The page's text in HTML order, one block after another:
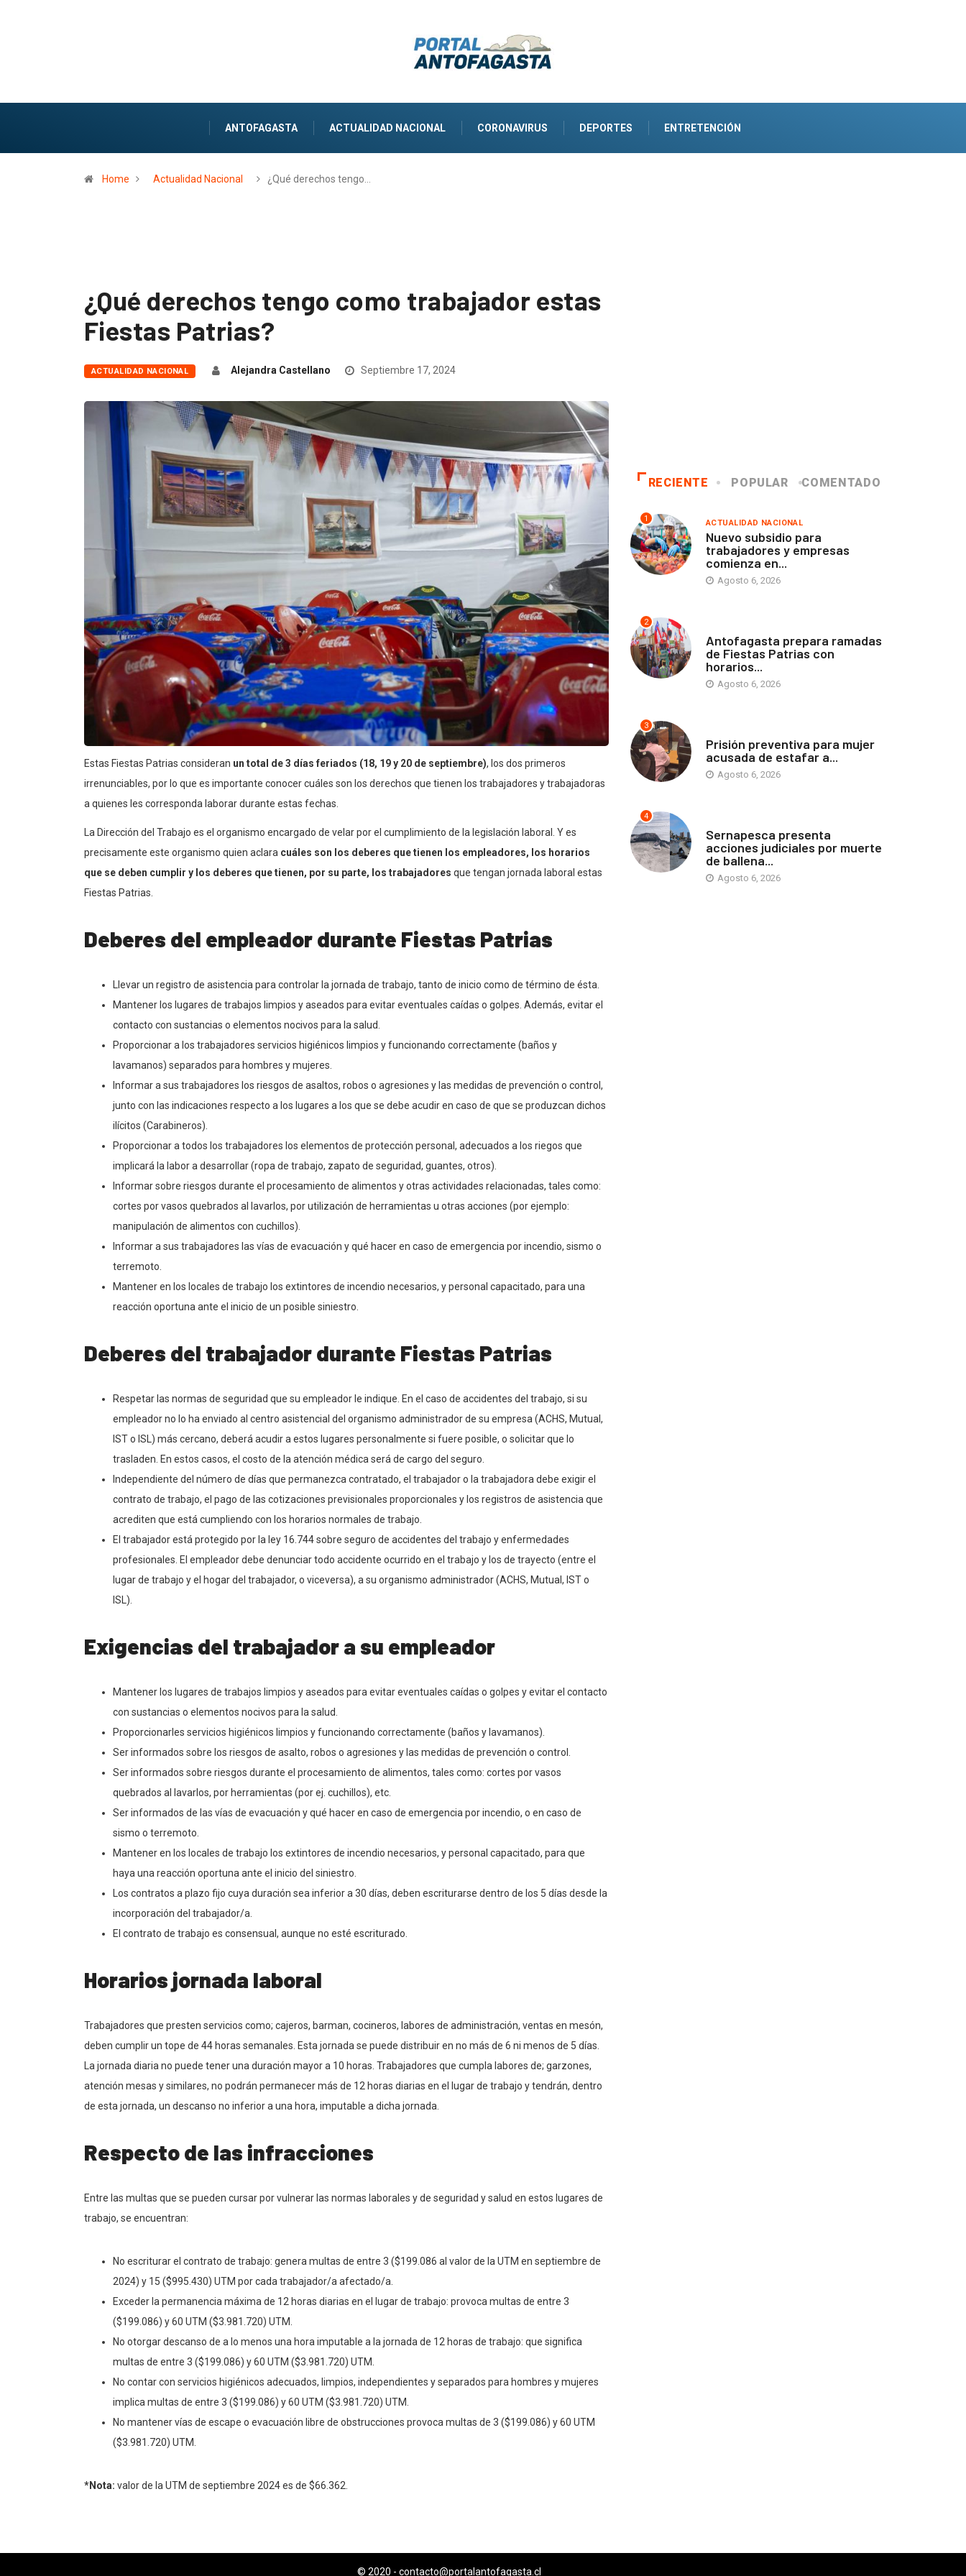
ANTOFAGASTA ACTUALIDAD NACIONAL CORONAVIRUS DEPORTES ENTRETENCIÓN
Home Actualidad Nacional ¿Qué derechos tengo…
¿Qué derechos tengo como trabajador estas
Fiestas Patrias?
ACTUALIDAD NACIONAL Alejandra Castellano Septiembre 17, 2024
Estas Fiestas Patrias consideran un total de 3 días feriados (18, 19 y 20 de septiembre), los dos primeros
irrenunciables, por lo que es importante conocer cuáles son los derechos que tienen los trabajadores y trabajadoras
a quienes les corresponda laborar durante estas fechas.
La Dirección del Trabajo es el organismo encargado de velar por el cumplimiento de la legislación laboral. Y es
precisamente este organismo quien aclara cuáles son los deberes que tienen los empleadores, los horarios
que se deben cumplir y los deberes que tienen, por su parte, los trabajadores que tengan jornada laboral estas
Fiestas Patrias.
Deberes del empleador durante Fiestas Patrias
Llevar un registro de asistencia para controlar la jornada de trabajo, tanto de inicio como de término de ésta.
Mantener los lugares de trabajos limpios y aseados para evitar eventuales caídas o golpes. Además, evitar el
contacto con sustancias o elementos nocivos para la salud.
Proporcionar a los trabajadores servicios higiénicos limpios y funcionando correctamente (baños y
lavamanos) separados para hombres y mujeres.
Informar a sus trabajadores los riesgos de asaltos, robos o agresiones y las medidas de prevención o control,
junto con las indicaciones respecto a los lugares a los que se debe acudir en caso de que se produzcan dichos
ilícitos (Carabineros).
Proporcionar a todos los trabajadores los elementos de protección personal, adecuados a los riegos que
implicará la labor a desarrollar (ropa de trabajo, zapato de seguridad, guantes, otros).
Informar sobre riesgos durante el procesamiento de alimentos y otras actividades relacionadas, tales como:
cortes por vasos quebrados al lavarlos, por utilización de herramientas u otras acciones (por ejemplo:
manipulación de alimentos con cuchillos).
Informar a sus trabajadores las vías de evacuación y qué hacer en caso de emergencia por incendio, sismo o
terremoto.
Mantener en los locales de trabajo los extintores de incendio necesarios, y personal capacitado, para una
reacción oportuna ante el inicio de un posible siniestro.
Deberes del trabajador durante Fiestas Patrias
Respetar las normas de seguridad que su empleador le indique. En el caso de accidentes del trabajo, si su
empleador no lo ha enviado al centro asistencial del organismo administrador de su empresa (ACHS, Mutual,
IST o ISL) más cercano, deberá acudir a estos lugares personalmente si fuere posible, o solicitar que lo
trasladen. En estos casos, el costo de la atención médica será de cargo del seguro.
Independiente del número de días que permanezca contratado, el trabajador o la trabajadora debe exigir el
contrato de trabajo, el pago de las cotizaciones previsionales proporcionales y los registros de asistencia que
acrediten que está cumpliendo con los horarios normales de trabajo.
El trabajador está protegido por la ley 16.744 sobre seguro de accidentes del trabajo y enfermedades
profesionales. El empleador debe denunciar todo accidente ocurrido en el trabajo y los de trayecto (entre el
lugar de trabajo y el hogar del trabajador, o viceversa), a su organismo administrador (ACHS, Mutual, IST o
ISL).
Exigencias del trabajador a su empleador
Mantener los lugares de trabajos limpios y aseados para evitar eventuales caídas o golpes y evitar el contacto
con sustancias o elementos nocivos para la salud.
Proporcionarles servicios higiénicos limpios y funcionando correctamente (baños y lavamanos).
Ser informados sobre los riesgos de asalto, robos o agresiones y las medidas de prevención o control.
Ser informados sobre riesgos durante el procesamiento de alimentos, tales como: cortes por vasos
quebrados al lavarlos, por herramientas (por ej. cuchillos), etc.
Ser informados de las vías de evacuación y qué hacer en caso de emergencia por incendio, o en caso de
sismo o terremoto.
Mantener en los locales de trabajo los extintores de incendio necesarios, y personal capacitado, para que
haya una reacción oportuna ante el inicio del siniestro.
Los contratos a plazo fijo cuya duración sea inferior a 30 días, deben escriturarse dentro de los 5 días desde la
incorporación del trabajador/a.
El contrato de trabajo es consensual, aunque no esté escriturado.
Horarios jornada laboral
Trabajadores que presten servicios como; cajeros, barman, cocineros, labores de administración, ventas en mesón,
deben cumplir un tope de 44 horas semanales. Esta jornada se puede distribuir en no más de 6 ni menos de 5 días.
La jornada diaria no puede tener una duración mayor a 10 horas. Trabajadores que cumpla labores de; garzones,
atención mesas y similares, no podrán permanecer más de 12 horas diarias en el lugar de trabajo y tendrán, dentro
de esta jornada, un descanso no inferior a una hora, imputable a dicha jornada.
Respecto de las infracciones
Entre las multas que se pueden cursar por vulnerar las normas laborales y de seguridad y salud en estos lugares de
trabajo, se encuentran:
No escriturar el contrato de trabajo: genera multas de entre 3 ($199.086 al valor de la UTM en septiembre de
2024) y 15 ($995.430) UTM por cada trabajador/a afectado/a.
Exceder la permanencia máxima de 12 horas diarias en el lugar de trabajo: provoca multas de entre 3
($199.086) y 60 UTM ($3.981.720) UTM.
No otorgar descanso de a lo menos una hora imputable a la jornada de 12 horas de trabajo: que significa
multas de entre 3 ($199.086) y 60 UTM ($3.981.720) UTM.
No contar con servicios higiénicos adecuados, limpios, independientes y separados para hombres y mujeres
implica multas de entre 3 ($199.086) y 60 UTM ($3.981.720) UTM.
No mantener vías de escape o evacuación libre de obstrucciones provoca multas de 3 ($199.086) y 60 UTM
($3.981.720) UTM.
*Nota: valor de la UTM de septiembre 2024 es de $66.362.
RECIENTE POPULAR COMENTADO
1 ACTUALIDAD NACIONAL
Nuevo subsidio para
trabajadores y empresas
comienza en...
Agosto 6, 2026
2
Antofagasta prepara ramadas
de Fiestas Patrias con
horarios...
Agosto 6, 2026
3
Prisión preventiva para mujer
acusada de estafar a...
Agosto 6, 2026
4
Sernapesca presenta
acciones judiciales por muerte
de ballena...
Agosto 6, 2026
© 2020 - contacto@portalantofagasta.cl